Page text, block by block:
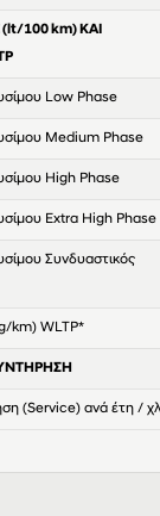
100 km) ΚΑΙ
Low Phase
Medium Phase
High Phase
Extra High Phase
Συνδυαστικός
km) WLTP*
(Service) ανά έτη /